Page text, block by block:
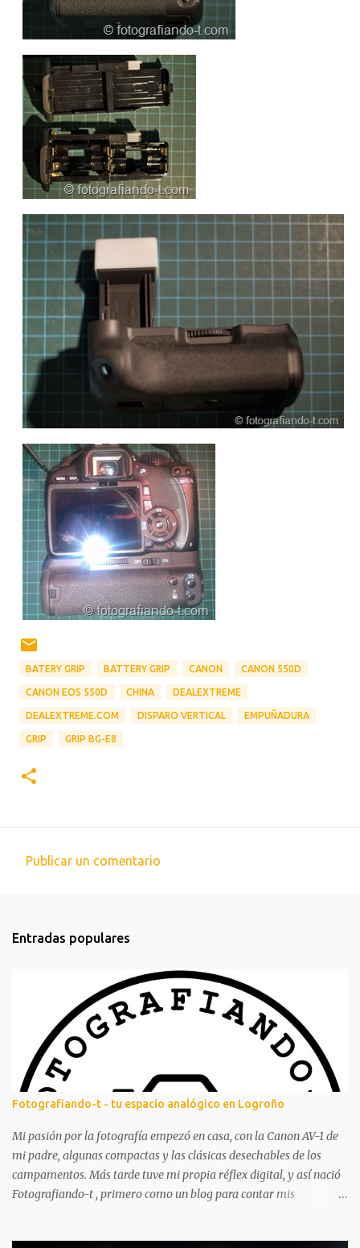
BATERY GRIP BATTERY GRIP CANON CANON 550D
CANON EOS 550D CHINA DEALEXTREME
DEALEXTREME.COM DISPARO VERTICAL EMPUÑADURA
GRIP GRIP BG-E8
e
o
s
Publicar un comentario
Entradas populares
Fotografiando-t - tu espacio analógico en Logroño
Mi pasión por la fotografía empezó en casa, con la Canon AV-1 de
mi padre, algunas compactas y las clásicas desechables de los
campamentos. Más tarde tuve mi propia réflex digital, y así nació
Fotografiando-t , primero como un blog para contar mis